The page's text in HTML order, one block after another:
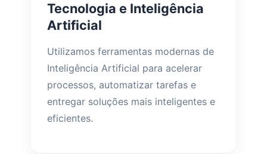
Tecnologia e Inteligência
Artificial
Utilizamos ferramentas modernas de
Inteligência Artificial para acelerar
processos, automatizar tarefas e
entregar soluções mais inteligentes e
eficientes.